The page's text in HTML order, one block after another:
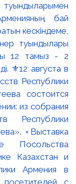
бай
кескіндеме,
туындылары
12 тамыз - 2
⚜️12 августа в
Республики
состоится
из собрания
Республики
▫️Выставка
Посольства
Казахстан и
Армения в